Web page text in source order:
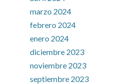
marzo 2024
febrero 2024
enero 2024
diciembre 2023
noviembre 2023
septiembre 2023